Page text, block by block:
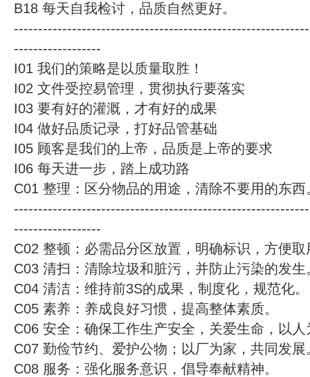
B18 每天自我检讨，品质自然更好。
------------------
I01 我们的策略是以质量取胜！
I02 文件受控易管理，贯彻执行要落实
I03 要有好的灌溉，才有好的成果
I04 做好品质记录，打好品管基础
I05 顾客是我们的上帝，品质是上帝的要求
I06 每天进一步，踏上成功路
C01 整理：区分物品的用途，清除不要用的东西
------------------
C02 整顿：必需品分区放置，明确标识，方便取
C03 清扫：清除垃圾和脏污，并防止污染的发生
C04 清洁：维持前3S的成果，制度化，规范化。
C05 素养：养成良好习惯，提高整体素质。
C06 安全：确保工作生产安全，关爱生命，以人
C07 勤俭节约、爱护公物；以厂为家，共同发展
C08 服务：强化服务意识，倡导奉献精神。